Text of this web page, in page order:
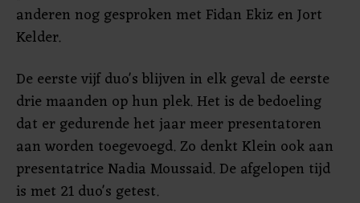
anderen nog gesproken met Fidan Ekiz en Jort
Kelder.
De eerste vijf duo's blijven in elk geval de eerste
drie maanden op hun plek. Het is de bedoeling
dat er gedurende het jaar meer presentatoren
aan worden toegevoegd. Zo denkt Klein ook aan
presentatrice Nadia Moussaid. De afgelopen tijd
is met 21 duo's getest.